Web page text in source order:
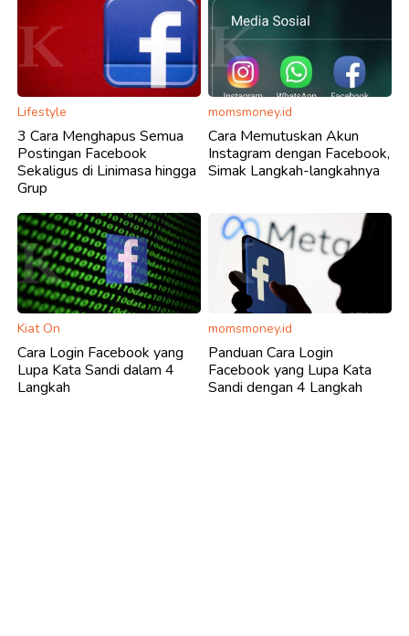
Lifestyle
3 Cara Menghapus Semua
Postingan Facebook
Sekaligus di Linimasa hingga
Grup
momsmoney.id
Cara Memutuskan Akun
Instagram dengan Facebook,
Simak Langkah-langkahnya
Kiat On
Cara Login Facebook yang
Lupa Kata Sandi dalam 4
Langkah
momsmoney.id
Panduan Cara Login
Facebook yang Lupa Kata
Sandi dengan 4 Langkah